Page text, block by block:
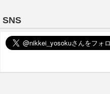
SNS